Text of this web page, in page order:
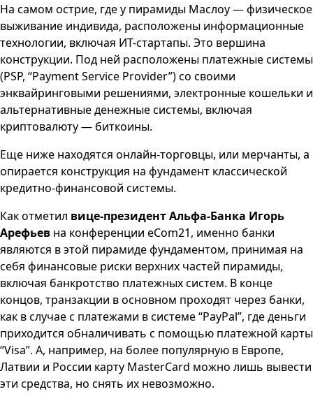
На самом острие, где у пирамиды Маслоу — физическое
выживание индивида, расположены информационные
технологии, включая ИТ-стартапы. Это вершина
конструкции. Под ней расположены платежные системы
(PSP, “Payment Service Provider”) со своими
энквайринговыми решениями, электронные кошельки и
альтернативные денежные системы, включая
криптовалюту — биткоины.
Еще ниже находятся онлайн-торговцы, или мерчанты, а
опирается конструкция на фундамент классической
кредитно-финансовой системы.
Как отметил вице-президент Альфа-Банка Игорь
Арефьев на конференции eCom21, именно банки
являются в этой пирамиде фундаментом, принимая на
себя финансовые риски верхних частей пирамиды,
включая банкротство платежных систем. В конце
концов, транзакции в основном проходят через банки,
как в случае с платежами в системе “PayPal”, где деньги
приходится обналичивать с помощью платежной карты
“Visa”. А, например, на более популярную в Европе,
Латвии и России карту MasterCard можно лишь вывести
эти средства, но снять их невозможно.